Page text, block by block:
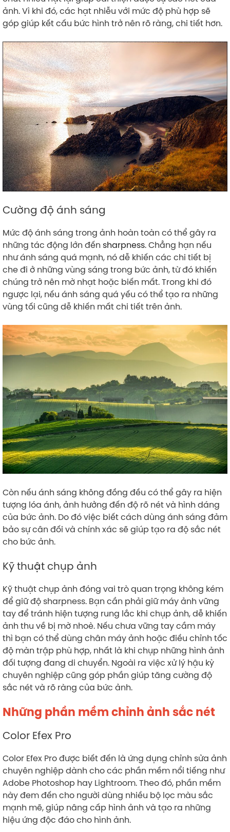
ảnh. Vì khi đó, các hạt nhiễu với mức độ phù hợp sẽ
góp giúp kết cấu bức hình trở nên rõ ràng, chi tiết hơn.
Cường độ ánh sáng
Mức độ ánh sáng trong ảnh hoàn toàn có thể gây ra
những tác động lớn đến sharpness. Chẳng hạn nếu
như ánh sáng quá mạnh, nó dễ khiến các chi tiết bị
che đi ở những vùng sáng trong bức ảnh, từ đó khiến
chúng trở nên mờ nhạt hoặc biến mất. Trong khi đó
ngược lại, nếu ánh sáng quá yếu có thể tạo ra những
vùng tối cũng dễ khiến mất chi tiết trên ảnh.
Còn nếu ánh sáng không đồng đều có thể gây ra hiện
tượng lóa ánh, ảnh hưởng đến độ rõ nét và hình dáng
của bức ảnh. Do đó việc biết cách dùng ánh sáng đảm
bảo sự cân đối và chính xác sẽ giúp tạo ra độ sắc nét
cho bức ảnh.
Kỹ thuật chụp ảnh
Kỹ thuật chụp ảnh đóng vai trò quan trọng không kém
để giữ độ sharpness. Bạn cần phải giữ máy ảnh vững
tay để tránh hiện tượng rung lắc khi chụp ảnh, dễ khiến
ảnh thu về bị mờ nhoè. Nếu chưa vững tay cầm máy
thì bạn có thể dùng chân máy ảnh hoặc điều chỉnh tốc
độ màn trập phù hợp, nhất là khi chụp những hình ảnh
đối tượng đang di chuyển. Ngoài ra việc xử lý hậu kỳ
chuyên nghiệp cũng góp phần giúp tăng cường độ
sắc nét và rõ ràng của bức ảnh.
Những phần mềm chỉnh ảnh sắc nét
Color Efex Pro
Color Efex Pro được biết đến là ứng dụng chỉnh sửa ảnh
chuyên nghiệp dành cho các phần mềm nổi tiếng như
Adobe Photoshop hay Lightroom. Theo đó, phần mềm
này đem đến cho người dùng nhiều bộ lọc màu sắc
mạnh mẽ, giúp nâng cấp hình ảnh và tạo ra những
hiệu ứng độc đáo cho hình ảnh.